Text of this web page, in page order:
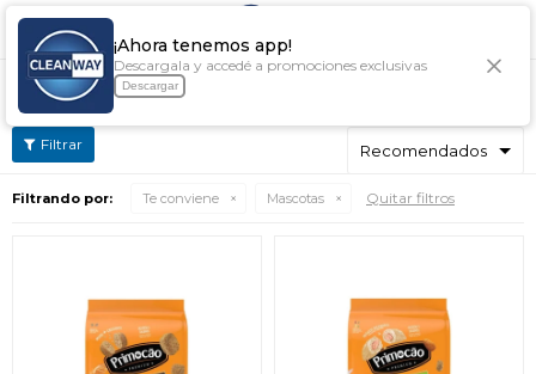
¡Ahora tenemos app!
Descargala y accedé a promociones exclusivas
Descargar

Filtrando por: Te conviene Mascotas Quitar filtros